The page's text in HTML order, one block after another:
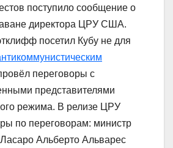
поступило сообщение о
директора ЦРУ США.
посетил Кубу не для
переговоры с
представителями
режима. В релизе ЦРУ
по переговорам: министр
Альберто Альварес